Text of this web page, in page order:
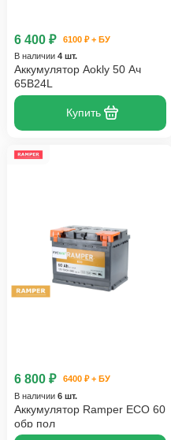
6 400 ₽
6100 ₽ + БУ
В наличии 4 шт.
Аккумулятор Aokly 50 Ач
65B24L
Купить
6 800 ₽
6400 ₽ + БУ
В наличии 6 шт.
Аккумулятор Ramper ECO 60
обр пол